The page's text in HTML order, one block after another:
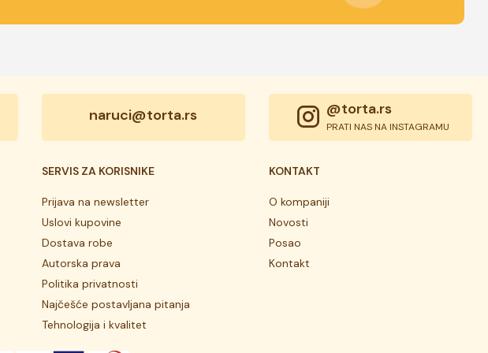
naruci@torta.rs @torta.rs
PRATI NAS NA INSTAGRAMU
SERVIS ZA KORISNIKE
Prijava na newsletter
Uslovi kupovine
Dostava robe
Autorska prava
Politika privatnosti
Najčešće postavljana pitanja
Tehnologija i kvalitet
KONTAKT
O kompaniji
Novosti
Posao
Kontakt